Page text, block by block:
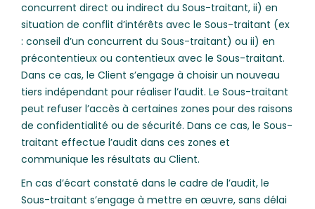
concurrent direct ou indirect du Sous-traitant, ii) en
situation de conflit d’intérêts avec le Sous-traitant (ex
: conseil d’un concurrent du Sous-traitant) ou ii) en
précontentieux ou contentieux avec le Sous-traitant.
Dans ce cas, le Client s’engage à choisir un nouveau
tiers indépendant pour réaliser l’audit. Le Sous-traitant
peut refuser l’accès à certaines zones pour des raisons
de confidentialité ou de sécurité. Dans ce cas, le Sous-
traitant effectue l’audit dans ces zones et
communique les résultats au Client.
En cas d’écart constaté dans le cadre de l’audit, le
Sous-traitant s’engage à mettre en œuvre, sans délai